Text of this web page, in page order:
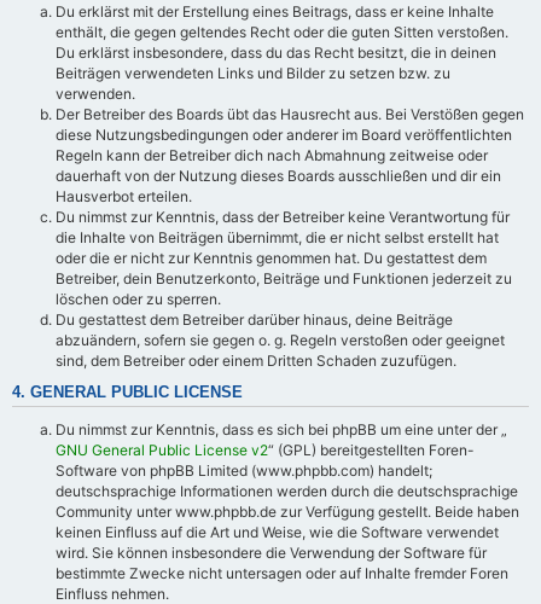
Du erklärst mit der Erstellung eines Beitrags, dass er keine Inhalte
enthält, die gegen geltendes Recht oder die guten Sitten verstoßen.
Du erklärst insbesondere, dass du das Recht besitzt, die in deinen
Beiträgen verwendeten Links und Bilder zu setzen bzw. zu
verwenden.
Der Betreiber des Boards übt das Hausrecht aus. Bei Verstößen gegen
diese Nutzungsbedingungen oder anderer im Board veröffentlichten
Regeln kann der Betreiber dich nach Abmahnung zeitweise oder
dauerhaft von der Nutzung dieses Boards ausschließen und dir ein
Hausverbot erteilen.
Du nimmst zur Kenntnis, dass der Betreiber keine Verantwortung für
die Inhalte von Beiträgen übernimmt, die er nicht selbst erstellt hat
oder die er nicht zur Kenntnis genommen hat. Du gestattest dem
Betreiber, dein Benutzerkonto, Beiträge und Funktionen jederzeit zu
löschen oder zu sperren.
Du gestattest dem Betreiber darüber hinaus, deine Beiträge
abzuändern, sofern sie gegen o. g. Regeln verstoßen oder geeignet
sind, dem Betreiber oder einem Dritten Schaden zuzufügen.
4. GENERAL PUBLIC LICENSE
Du nimmst zur Kenntnis, dass es sich bei phpBB um eine unter der „
GNU General Public License v2“ (GPL) bereitgestellten Foren-
Software von phpBB Limited (www.phpbb.com) handelt;
deutschsprachige Informationen werden durch die deutschsprachige
Community unter www.phpbb.de zur Verfügung gestellt. Beide haben
keinen Einfluss auf die Art und Weise, wie die Software verwendet
wird. Sie können insbesondere die Verwendung der Software für
bestimmte Zwecke nicht untersagen oder auf Inhalte fremder Foren
Einfluss nehmen.